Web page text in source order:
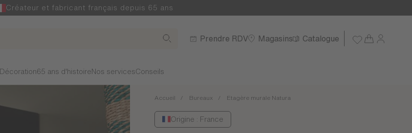
Créateur et fabricant français depuis 65 ans
Prendre RDV Magasins Catalogue
Décoration65 ans d'histoire Nos servicesConseils
Accueil Bureaux Etagère murale Natura
Origine : France